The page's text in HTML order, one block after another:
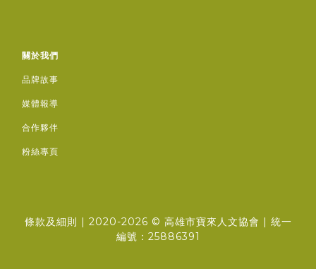
關於我們
品牌故事
媒體報導
合作夥伴
粉絲專頁
條款及細則 | 2020-2026 © 高雄市寶來人文協會 | 統一
編號：25886391